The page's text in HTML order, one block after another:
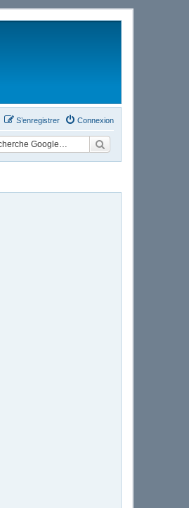
Connexion
S’enregistrer
avancée